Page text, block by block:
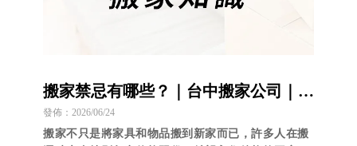
搬家禁忌有哪些？｜台中搬家公司｜台
中搬運公司｜南區搬家推薦｜
發佈：2026/06/24
搬家不只是將家具和物品搬到新家而已，許多人在搬